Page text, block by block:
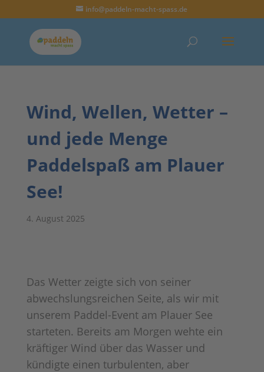
info@paddeln-macht-spass.de
Wind, Wellen, Wetter –
und jede Menge
Paddelspaß am Plauer
See!
4. August 2025
Das Wetter zeigte sich von seiner
abwechslungsreichen Seite, als wir mit
unserem Paddel-Event am Plauer See
starteten. Bereits am Morgen wehte ein
kräftiger Wind über das Wasser und
kündigte einen turbulenten, aber